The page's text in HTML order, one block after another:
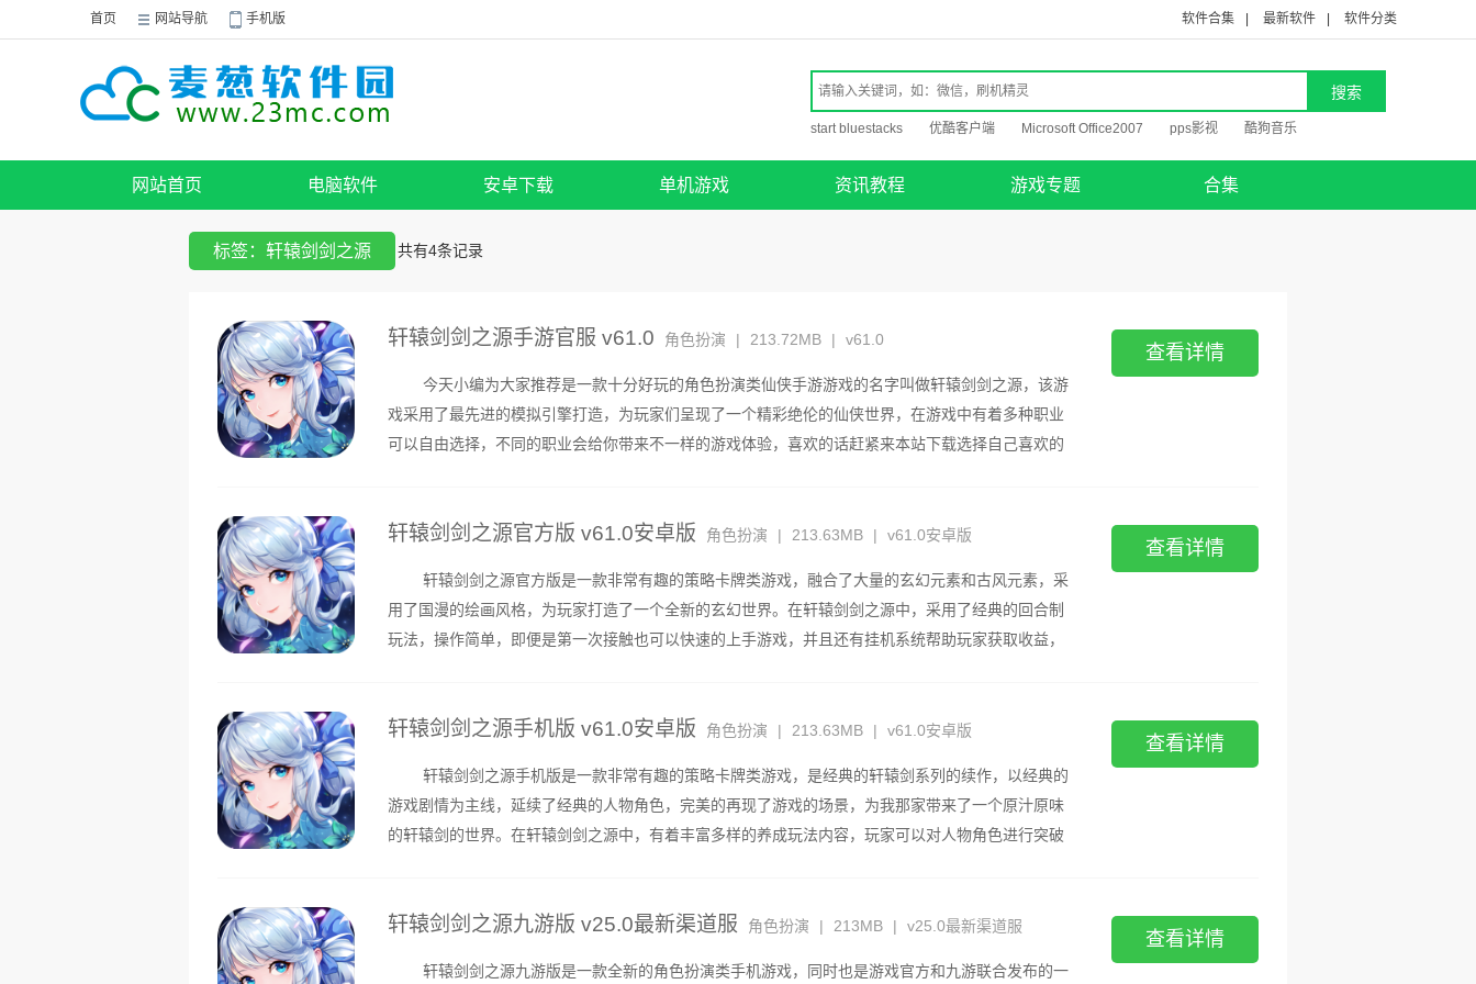
首页 网站导航 手机版 软件合集 最新软件 软件分类
start bluestacks 优酷客户端 Microsoft Office2007 pps影视 酷狗音乐
网站首页 电脑软件 安卓下载 单机游戏 资讯教程 游戏专题 合集
标签：轩辕剑剑之源 共有4条记录
轩辕剑剑之源手游官服 v61.0 角色扮演 | 213.72MB | v61.0
今天小编为大家推荐是一款十分好玩的角色扮演类仙侠手游游戏的名字叫做轩辕剑剑之源，该游
戏采用了最先进的模拟引擎打造，为玩家们呈现了一个精彩绝伦的仙侠世界，在游戏中有着多种职业
可以自由选择，不同的职业会给你带来不一样的游戏体验，喜欢的话赶紧来本站下载选择自己喜欢的
查看详情
轩辕剑剑之源官方版 v61.0安卓版 角色扮演 | 213.63MB | v61.0安卓版
轩辕剑剑之源官方版是一款非常有趣的策略卡牌类游戏，融合了大量的玄幻元素和古风元素，采
用了国漫的绘画风格，为玩家打造了一个全新的玄幻世界。在轩辕剑剑之源中，采用了经典的回合制
玩法，操作简单，即便是第一次接触也可以快速的上手游戏，并且还有挂机系统帮助玩家获取收益，
查看详情
轩辕剑剑之源手机版 v61.0安卓版 角色扮演 | 213.63MB | v61.0安卓版
轩辕剑剑之源手机版是一款非常有趣的策略卡牌类游戏，是经典的轩辕剑系列的续作，以经典的
游戏剧情为主线，延续了经典的人物角色，完美的再现了游戏的场景，为我那家带来了一个原汁原味
的轩辕剑的世界。在轩辕剑剑之源中，有着丰富多样的养成玩法内容，玩家可以对人物角色进行突破
查看详情
轩辕剑剑之源九游版 v25.0最新渠道服 角色扮演 | 213MB | v25.0最新渠道服
轩辕剑剑之源九游版是一款全新的角色扮演类手机游戏，同时也是游戏官方和九游联合发布的一
查看详情